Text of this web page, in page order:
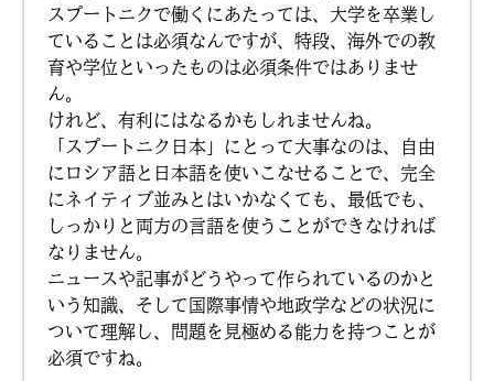
スプートニクで働くにあたっては、大学を卒業し
ていることは必須なんですが、特段、海外での教
育や学位といったものは必須条件ではありませ
ん。
けれど、有利にはなるかもしれませんね。
「スプートニク日本」にとって大事なのは、自由
にロシア語と日本語を使いこなせることで、完全
にネイティブ並みとはいかなくても、最低でも、
しっかりと両方の言語を使うことができなければ
なりません。
ニュースや記事がどうやって作られているのかと
いう知識、そして国際事情や地政学などの状況に
ついて理解し、問題を見極める能力を持つことが
必須ですね。